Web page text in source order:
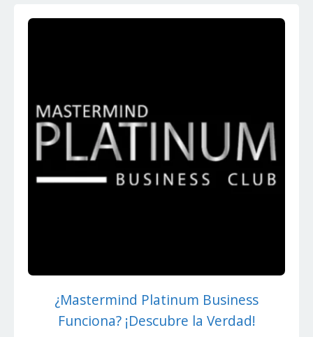
¿Mastermind Platinum Business
Funciona? ¡Descubre la Verdad!